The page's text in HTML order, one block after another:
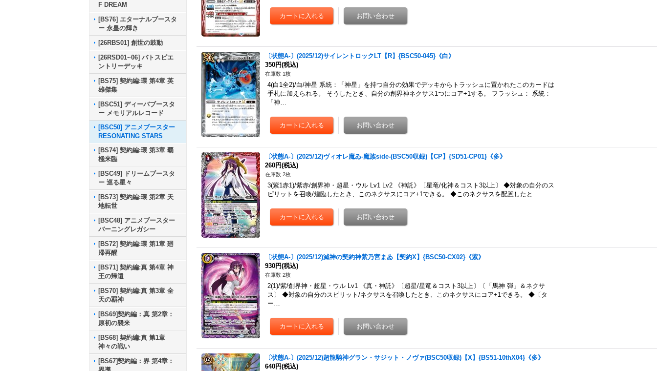
F DREAM
[BS76] エターナルブースタ
ー 永皇の輝き
[26RBS01] 創世の鼓動
[26RSD01~06] バトスピエ
ントリーデッキ
[BS75] 契約編:環 第4章 英
雄傑集
[BSC51] ディーバブースタ
ー メモリアルレコード
[BSC50] アニメブースター
RESONATING STARS
[BS74] 契約編:環 第3章 覇
極来臨
[BSC49] ドリームブースタ
ー 巡る星々
[BS73] 契約編:環 第2章 天
地転世
[BSC48] アニメブースター
バーニングレガシー
[BS72] 契約編:環 第1章 廻
帰再醒
[BS71] 契約編:真 第4章 神
王の帰還
[BS70] 契約編:真 第3章 全
天の覇神
[BS69]契約編：真 第2章：
原初の襲来
[BS68] 契約編:真 第1章
神々の戦い
[BS67]契約編：界 第4章：
〔状態A-〕(2025/12)サイレントロックLT【R】{BSC50-045}《白》
350円(税込)
在庫数 1枚
4(白1全2)/白/神星 系統：「神星」を持つ自分の効果でデッキからトラッシュに置かれたこのカードは
手札に加えられる。 そうしたとき、自分の創界神ネクサス1つにコア+1する。 フラッシュ： 系統：
「神…
〔状態A-〕(2025/12)ヴィオレ魔ゐ-魔族side-(BSC50収録)【CP】{SD51-CP01}《多》
260円(税込)
在庫数 2枚
3(紫1赤1)/紫赤/創界神・超星・ウル Lv1 Lv2 《神託》〔星竜/化神＆コスト3以上〕 ◆対象の自分のス
ピリットを召喚/煌臨したとき、このネクサスにコア+1できる。 ◆このネクサスを配置したと…
〔状態A-〕(2025/12)滅神の契約神紫乃宮まゐ【契約X】{BSC50-CX02}《紫》
930円(税込)
在庫数 2枚
2(1)/紫/創界神・超星・ウル Lv1 《真・神託》〔超星/星竜＆コスト3以上〕〔「馬神 弾」＆ネクサ
ス〕 ◆対象の自分のスピリット/ネクサスを召喚したとき、このネクサスにコア+1できる。 ◆〔タ
ー…
〔状態A-〕(2025/12)超龍騎神グラン・サジット・ノヴァ(BSC50収録)【X】{BS51-10thX04}《多》
640円(税込)